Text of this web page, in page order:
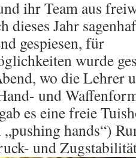
ihr Team aus
dieses Jahr
gespiesen, für
wurde
wo die Lehrer
und
es eine freie
hands“)
und